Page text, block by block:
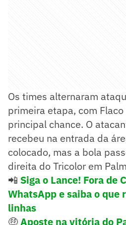
Os times alternaram
primeira etapa, com
principal chance. O
recebeu na entrada da
colocado, mas a bola
direita do Tricolor em
📲 Siga o Lance! Fora de
WhatsApp e saiba o que
linhas
🤑Aposte na vitória do